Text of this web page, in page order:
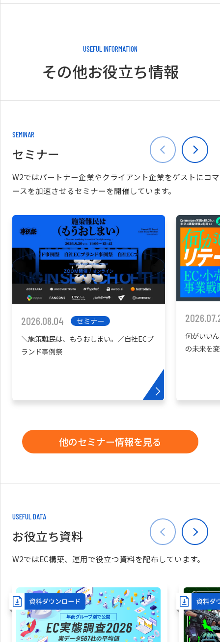
USEFUL INFORMATION
その他お役立ち情報
SEMINAR
セミナー
W2ではパートナー企業やクライアント企業をゲストにコマ
ースを加速させるセミナーを開催しています。
2026.08.04
セミナー
＼施策難民は、もうおしまい。／自社ECブ
ランド事例祭
何がいい
の未来を
他のセミナー情報を見る
USEFUL DATA
お役立ち資料
W2ではEC構築、運用で役立つ資料を配布しています。